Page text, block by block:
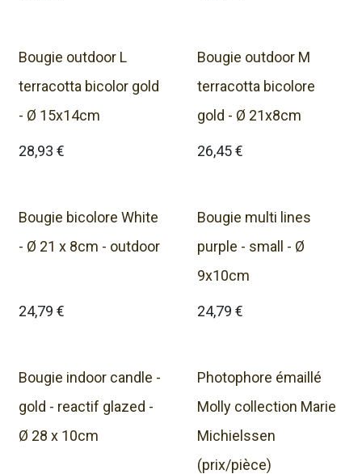
Bougie outdoor L
terracotta bicolor gold
- Ø 15x14cm
28,93 €
Bougie outdoor M
terracotta bicolore
gold - Ø 21x8cm
26,45€
Bougie bicolore White
- Ø 21 x 8cm - outdoor
24,79 €
Bougie multi lines
purple - small - Ø
9x10cm
24,79 €
Bougie indoor candle -
gold - reactif glazed -
Ø 28 x 10cm
Photophore émaillé
Molly collection Marie
Michielssen
(prix/pièce)